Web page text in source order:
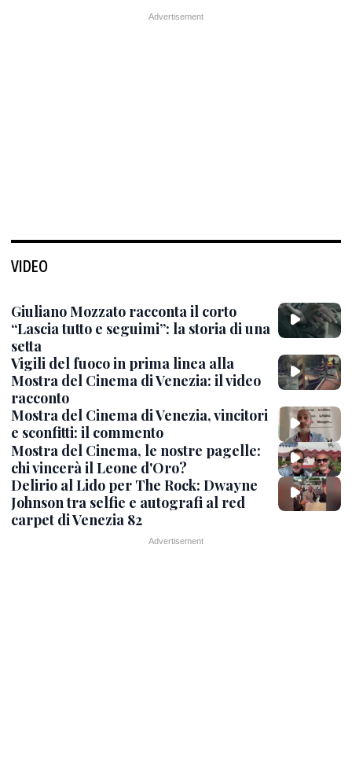
VIDEO
Giuliano Mozzato racconta il corto
“Lascia tutto e seguimi”: la storia di una
setta
Vigili del fuoco in prima linea alla
Mostra del Cinema di Venezia: il video
racconto
Mostra del Cinema di Venezia, vincitori
e sconfitti: il commento
Mostra del Cinema, le nostre pagelle:
chi vincerà il Leone d'Oro?
Delirio al Lido per The Rock: Dwayne
Johnson tra selfie e autografi al red
carpet di Venezia 82